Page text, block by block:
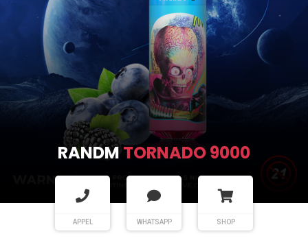
RANDMTORNADO 9000
APPEL WHATSAPP SHOP